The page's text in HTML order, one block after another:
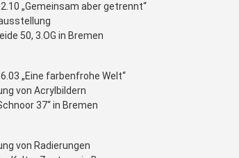
„Gemeinsam aber getrennt“
50, 3.OG in Bremen
„Eine farbenfrohe Welt“
von Acrylbildern
37“ in Bremen
von Radierungen